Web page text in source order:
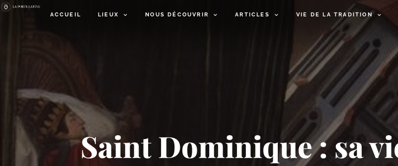
ACCUEIL LIEUX NOUS DÉCOUVRIR ARTICLES VIE DE LA TRADITION
Saint Dominique : sa